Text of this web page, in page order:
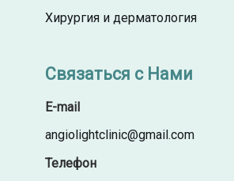
Хирургия и дерматология
Связаться с Нами
E-mail
angiolightclinic@gmail.com
Телефон